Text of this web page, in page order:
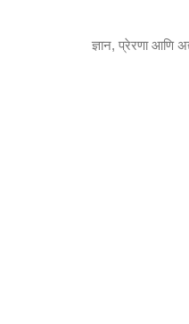
ज्ञान, प्रेरणा आणि